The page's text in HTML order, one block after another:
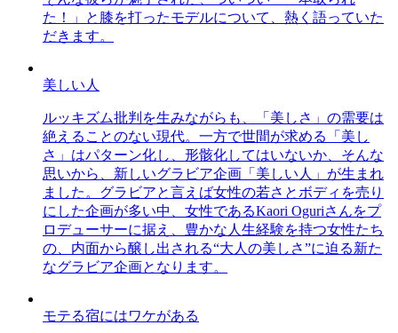
た！」と膝を打ったモデルについて、熱く語っていた
だきます。
美しい人
ルッキズム批判を生みながらも、「美しさ」の需要は
絶えることのない現代。一方で世間が求める「美し
さ」はパターン化し、形骸化してはいないか、そんな
思いから、新しいグラビア企画「美しい人」が生まれ
ました。グラビアと言えば女性の若さとボディを売り
にした企画が多い中、女性であるKaori Oguriさんをプ
ロデューサーに据え、豊かな人生経験を持つ女性たち
の、内面から醸し出される“大人の美しさ”に迫る新た
なグラビア企画となります。
モテる宿にはワケがある